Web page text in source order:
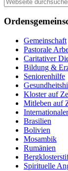
durchsuchen
Gemeinschaft
Pastorale
Caritativer
Bildung &
Seniorenhilfe
Kloster auf
Mitleben auf
Brasilien
Bolivien
Mosambik
Rumänien
Spirituelle